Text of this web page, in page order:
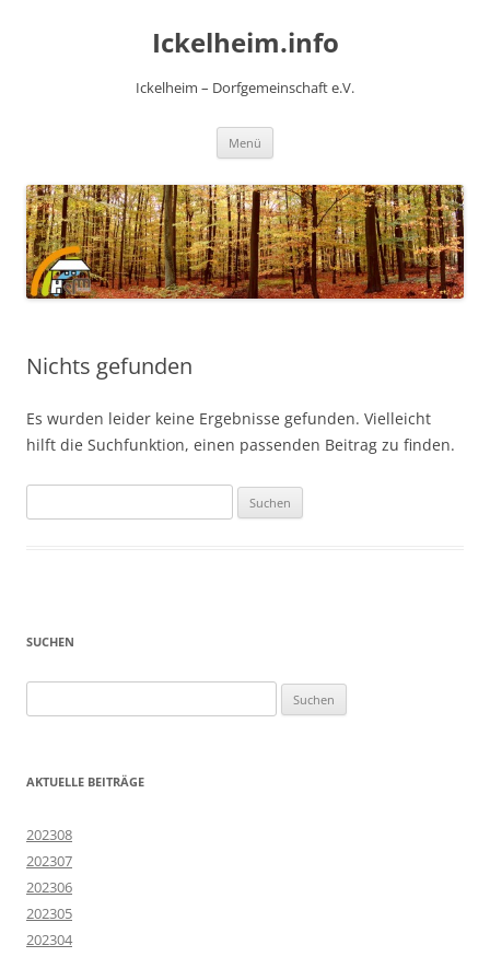
Ickelheim.info
Ickelheim – Dorfgemeinschaft e.V.
Menü
Nichts gefunden
Es wurden leider keine Ergebnisse gefunden. Vielleicht
hilft die Suchfunktion, einen passenden Beitrag zu finden.
nach:
SUCHEN
nach:
AKTUELLE BEITRÄGE
202308
202307
202306
202305
202304